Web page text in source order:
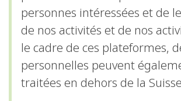
personnes intéressées et de
de nos activités et de nos
le cadre de ces plateformes,
personnelles peuvent
traitées en dehors de la